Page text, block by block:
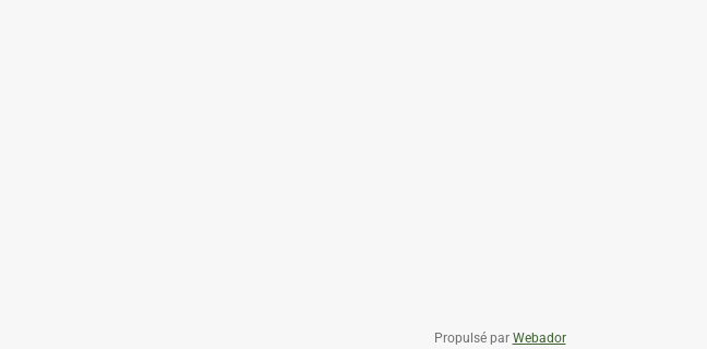
Propulsé par Webador